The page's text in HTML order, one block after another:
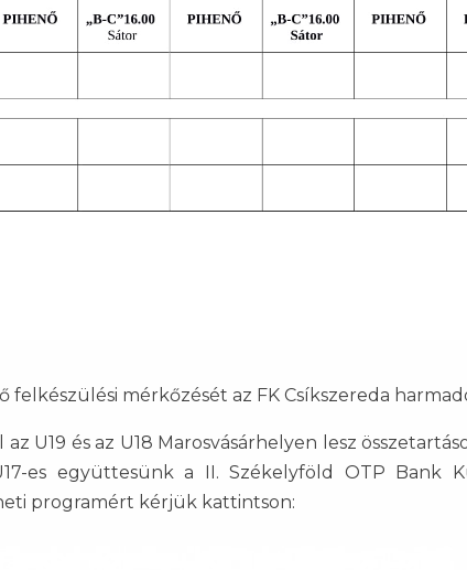
felkészülési mérkőzését az FK Csíkszereda
U19 és az U18 Marosvásárhelyen lesz
es együttesünk a II. Székelyföld OTP Bank
programért kérjük kattintson: